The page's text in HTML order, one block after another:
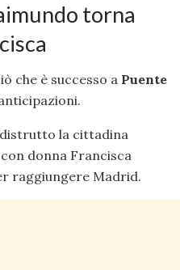
torna
che è successo a Puente
la cittadina
donna Francisca
raggiungere Madrid.